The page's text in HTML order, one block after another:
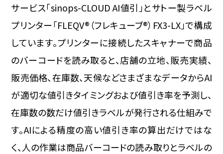
サービス「sinops-CLOUD AI値引」とサトー製ラベル
プリンター「FLEQV®（フレキューブ®）FX3-LX」で構成
しています。プリンターに接続したスキャナーで商品
のバーコードを読み取ると、店舗の立地、販売実績、
販売価格、在庫数、天候などさまざまなデータからAI
が適切な値引きタイミングおよび値引き率を予測し、
在庫数の数だけ値引きラベルが発行される仕組みで
す。AIによる精度の高い値引き率の算出だけではな
く、人の作業は商品バーコードの読み取りとラベルの